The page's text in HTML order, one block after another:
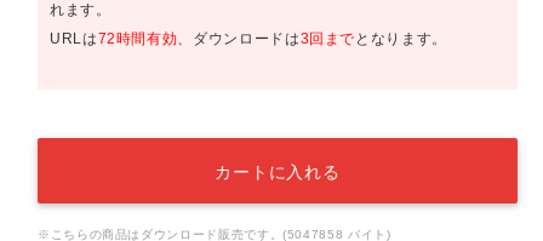
れます。
URLは72時間有効、ダウンロードは3回まで となります。
カートに入れる
※こちらの商品はダウンロード販売です。(5047858 バイト)